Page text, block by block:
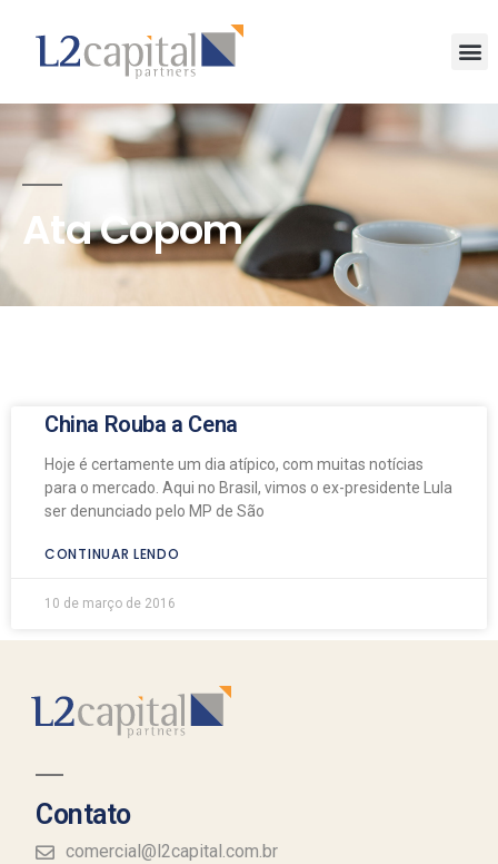
Ata Copom
China Rouba a Cena
Hoje é certamente um dia atípico, com muitas notícias
para o mercado. Aqui no Brasil, vimos o ex-presidente Lula
ser denunciado pelo MP de São
CONTINUAR LENDO
10 de março de 2016
Contato
comercial@l2capital.com.br